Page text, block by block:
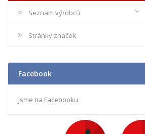
Seznam výrobců
Stránky značek
Facebook
Jsme na Facebooku